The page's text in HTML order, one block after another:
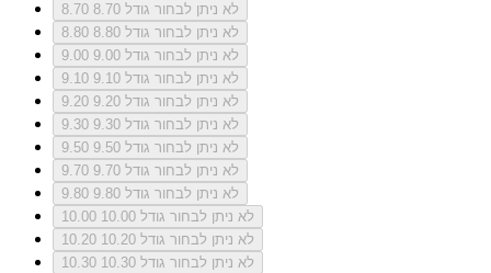
8.70
לא ניתן לבחור גודל 8.70
8.80
לא ניתן לבחור גודל 8.80
9.00
לא ניתן לבחור גודל 9.00
9.10
לא ניתן לבחור גודל 9.10
9.20
לא ניתן לבחור גודל 9.20
9.30
לא ניתן לבחור גודל 9.30
9.50
לא ניתן לבחור גודל 9.50
9.70
לא ניתן לבחור גודל 9.70
9.80
לא ניתן לבחור גודל 9.80
10.00
לא ניתן לבחור גודל 10.00
10.20
לא ניתן לבחור גודל 10.20
10.30
לא ניתן לבחור גודל 10.30